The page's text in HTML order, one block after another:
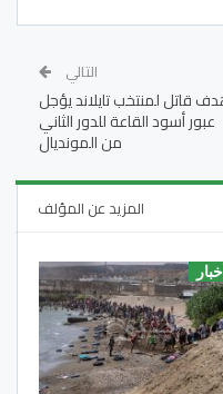
التالي
قاتل لمنتخب تايلاند يؤجل
عبور أسود القاعة للدور الثاني
من المونديال
المزيد عن المؤلف
أخبار